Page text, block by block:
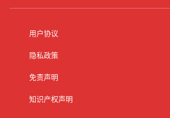
用户协议
隐私政策
免责声明
知识产权声明